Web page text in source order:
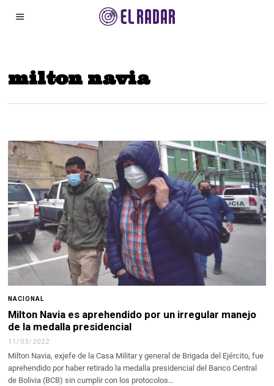
milton navia
NACIONAL
Milton Navia es aprehendido por un irregular manejo
de la medalla presidencial
11/03/2022
Milton Navia, exjefe de la Casa Militar y general de Brigada del Ejército, fue
aprehendido por haber retirado la medalla presidencial del Banco Central
de Bolivia (BCB) sin cumplir con los protocolos…